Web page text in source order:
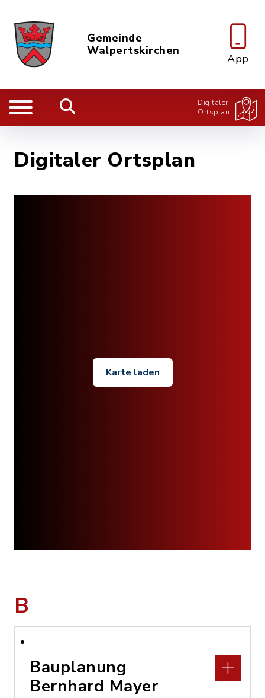
Gemeinde
Walpertskirchen
App
Digitaler
Ortsplan
Digitaler Ortsplan
Karte laden
B
Bauplanung
Bernhard Mayer